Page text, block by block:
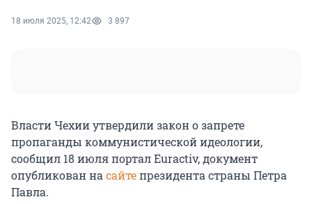
18 июля 2025, 12:42 3 897
Власти Чехии утвердили закон о запрете
пропаганды коммунистической идеологии,
сообщил 18 июля портал Euractiv, документ
опубликован на сайтепрезидента страны Петра
Павла.